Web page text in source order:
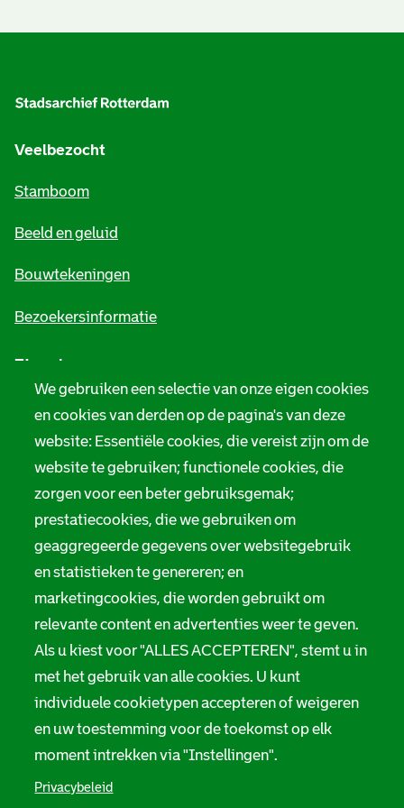
We gebruiken een selectie van onze eigen cookies
en cookies van derden op de pagina's van deze
website: Essentiële cookies, die vereist zijn om de
website te gebruiken; functionele cookies, die
zorgen voor een beter gebruiksgemak;
prestatiecookies, die we gebruiken om
geaggregeerde gegevens over websitegebruik
en statistieken te genereren; en
marketingcookies, die worden gebruikt om
relevante content en advertenties weer te geven.
Als u kiest voor "ALLES ACCEPTEREN", stemt u in
met het gebruik van alle cookies. U kunt
individuele cookietypen accepteren of weigeren
en uw toestemming voor de toekomst op elk
moment intrekken via "Instellingen".
Privacybeleid
h
e
Veelbezocht
Stamboom
Beeld en geluid
Bouwtekeningen
Bezoekersinformatie
Zie ook
Privacy
Digitale toegankelijkheid
Servicenormen
Melding taalgebruik
Suggesties en opmerkingen
Stadsarchief Rotterdam
Hofdijk 651, 3032 CG Rotterdam
Postbus 71, 3000 AB Rotterdam
TEL: 010 267 55 55